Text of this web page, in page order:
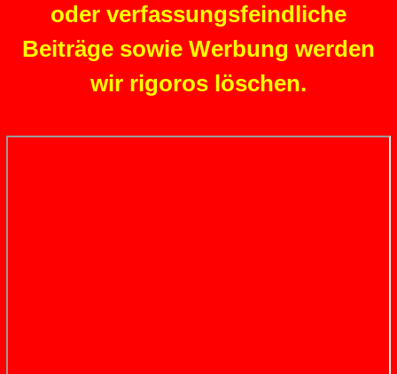
oder verfassungsfeindliche
Beiträge sowie Werbung werden
wir rigoros löschen.